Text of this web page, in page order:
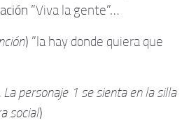
"Viva la gente"…
) "la hay donde quiera que
personaje 1 se sienta en la silla
social)